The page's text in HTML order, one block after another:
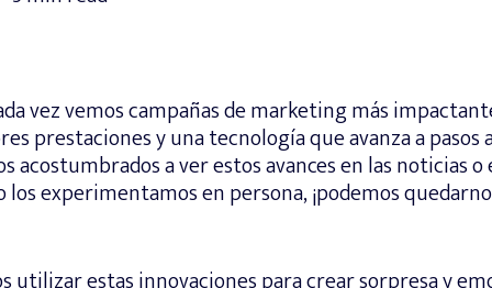
vez vemos campañas de marketing más
prestaciones y una tecnología que avanza a pasos
acostumbrados a ver estos avances en las noticias o
los experimentamos en persona, ¡podemos